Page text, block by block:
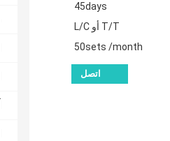
45days
T/T أو L/C
50sets /month
اتصل